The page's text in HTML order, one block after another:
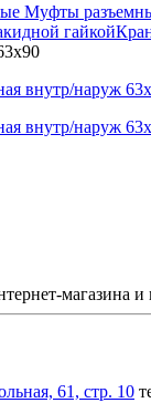
Муфты
гайкой
магазина
61, стр. 10